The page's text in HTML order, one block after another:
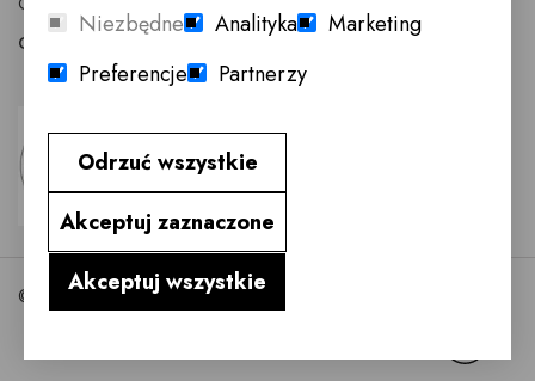
Odwiedź salon meblowy Warszawa →
©2026 InneMeble.pl
Niezbędne Analityka
Marketing
Preferencje
Partnerzy
Odrzuć wszystkie
Akceptuj zaznaczone
Akceptuj wszystkie